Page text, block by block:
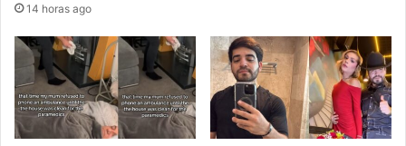
14 horas ago